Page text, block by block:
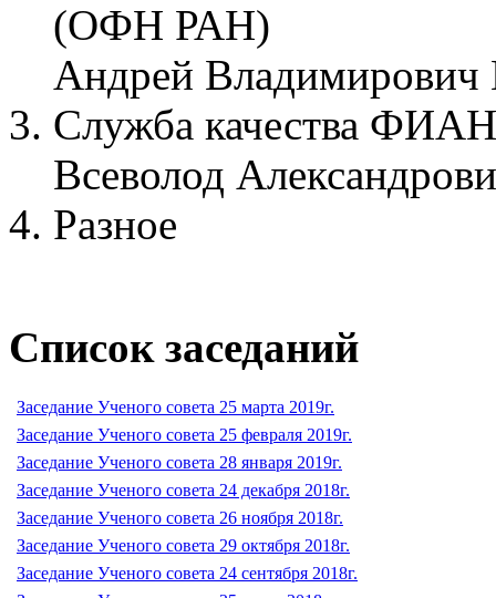
(ОФН РАН)
Андрей Владимирович
Служба качества ФИАН
Всеволод
Разное
Список заседаний
Заседание Ученого совета 25 марта 2019г.
Заседание Ученого совета 25 февраля 2019г.
Заседание Ученого совета 28 января 2019г.
Заседание Ученого совета 24 декабря 2018г.
Заседание Ученого совета 26 ноября 2018г.
Заседание Ученого совета 29 октября 2018г.
Заседание Ученого совета 24 сентября 2018г.